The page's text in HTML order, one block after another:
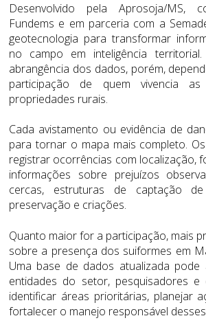
Desenvolvido pela Aprosoja/MS,
Fundems e em parceria com a
geotecnologia para transformar
no campo em inteligência
abrangência dos dados, porém,
participação de quem vivencia
propriedades rurais.
Cada avistamento ou evidência de
para tornar o mapa mais completo.
registrar ocorrências com localização,
informações sobre prejuízos
cercas, estruturas de captação
preservação e criações.
Quanto maior for a participação, mais
sobre a presença dos suiformes em
Uma base de dados atualizada pode
entidades do setor, pesquisadores
identificar áreas prioritárias, planejar
fortalecer o manejo responsável